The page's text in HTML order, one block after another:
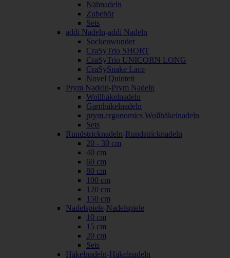
Nähnadeln
Zubehör
Sets
addi Nadeln-addi Nadeln
Sockenwunder
CraSyTrio SHORT
CraSyTrio UNICORN LONG
CraSySnake Lace
Novel Quintett
Prym Nadeln-Prym Nadeln
Wollhäkelnadeln
Garnhäkelnadeln
prym.ergonomics Wollhäkelnadeln
Sets
Rundstricknadeln-Rundstricknadeln
20 - 30 cm
40 cm
60 cm
80 cm
100 cm
120 cm
150 cm
Nadelspiele-Nadelspiele
10 cm
15 cm
20 cm
Sets
Häkelnadeln-Häkelnadeln